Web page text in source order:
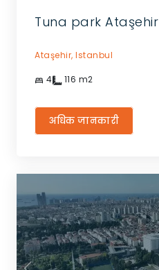
Tuna park Ataşehir
Ataşehir, Istanbul
4 116 m2
अधिक जानकारी